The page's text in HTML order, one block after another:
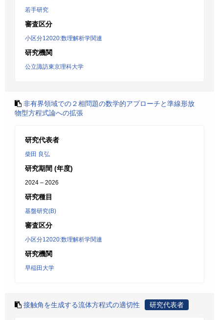
若手研究
審査区分
小区分12020:数理解析学関連
研究機関
公立諏訪東京理科大学
非有界領域での２相問題の数学的アプローチと準線形放
物型方程式論への拡張
研究代表者
柴田 良弘
研究期間 (年度)
2024 – 2026
研究種目
基盤研究(B)
審査区分
小区分12020:数理解析学関連
研究機関
早稲田大学
接触角を生成する流体方程式の適切性 研究代表者